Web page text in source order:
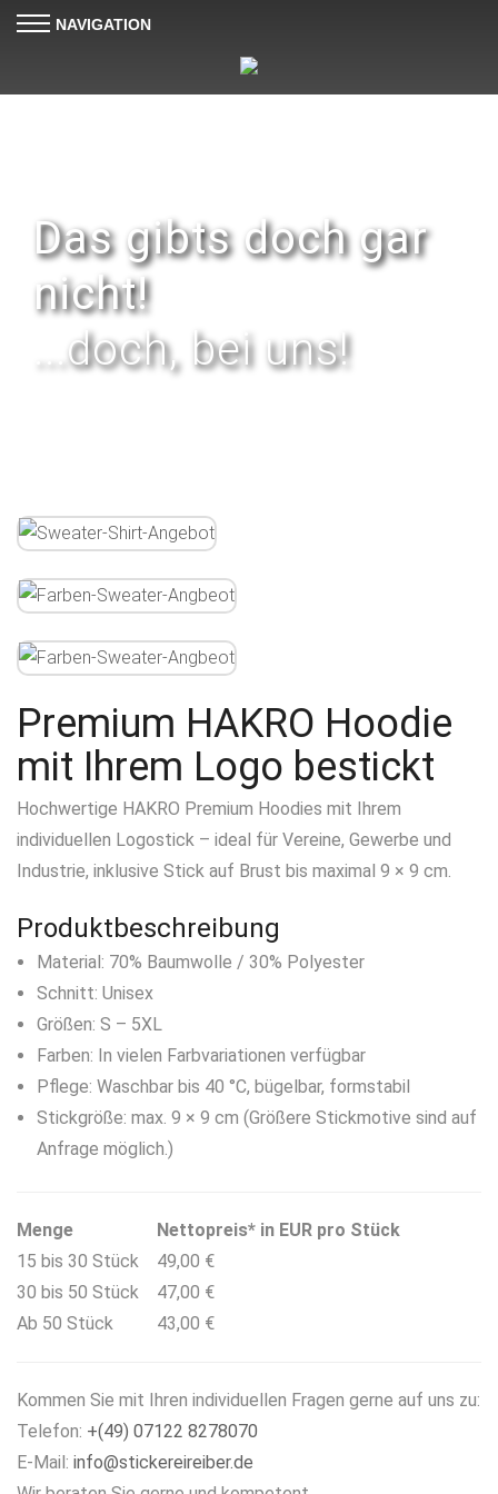
NAVIGATION
Das gibts doch gar
nicht!
...doch, bei uns!
Premium HAKRO Hoodie
mit Ihrem Logo bestickt
Hochwertige HAKRO Premium Hoodies mit Ihrem
individuellen Logostick – ideal für Vereine, Gewerbe und
Industrie, inklusive Stick auf Brust bis maximal 9 × 9 cm.
Produktbeschreibung
Material: 70% Baumwolle / 30% Polyester
Schnitt: Unisex
Größen: S – 5XL
Farben: In vielen Farbvariationen verfügbar
Pflege: Waschbar bis 40 °C, bügelbar, formstabil
Stickgröße: max. 9 × 9 cm (Größere Stickmotive sind auf
Anfrage möglich.)
Menge
Nettopreis* in EUR pro Stück
15 bis 30 Stück
49,00 €
30 bis 50 Stück
47,00 €
Ab 50 Stück
43,00 €
Kommen Sie mit Ihren individuellen Fragen gerne auf uns zu:
Telefon: +(49) 07122 8278070
E-Mail: info@stickereireiber.de